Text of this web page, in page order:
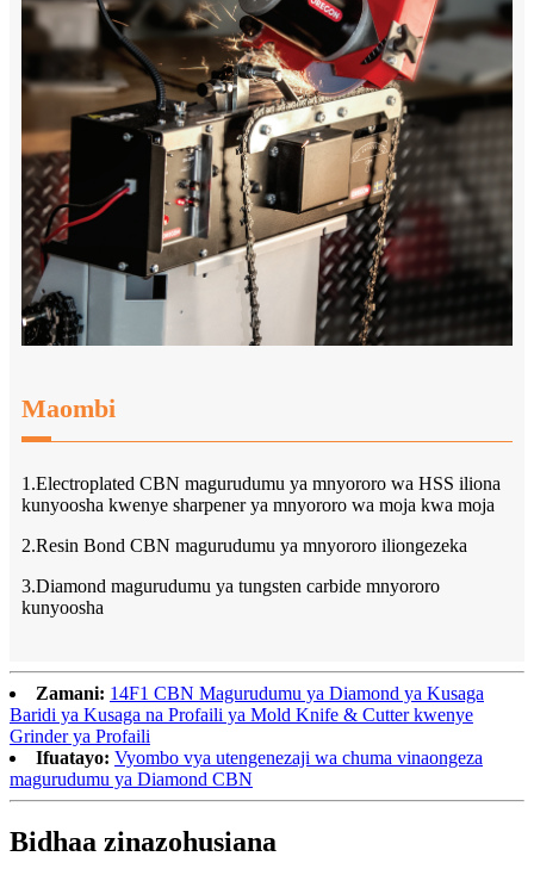
Maombi
1.Electroplated CBN magurudumu ya mnyororo wa HSS iliona
kunyoosha kwenye sharpener ya mnyororo wa moja kwa moja
2.Resin Bond CBN magurudumu ya mnyororo iliongezeka
3.Diamond magurudumu ya tungsten carbide mnyororo
kunyoosha
Zamani: 14F1 CBN Magurudumu ya Diamond ya Kusaga
Baridi ya Kusaga na Profaili ya Mold Knife & Cutter kwenye
Grinder ya Profaili
Ifuatayo: Vyombo vya utengenezaji wa chuma vinaongeza
magurudumu ya Diamond CBN
Bidhaa zinazohusiana